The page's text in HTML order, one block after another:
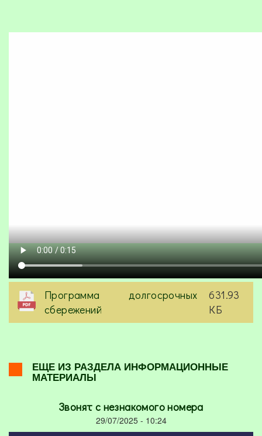
Программа долгосрочных
сбережений
631.93
КБ
ЕЩЕ ИЗ РАЗДЕЛА ИНФОРМАЦИОННЫЕ
МАТЕРИАЛЫ
Звонят с незнакомого номера
29/07/2025 - 10:24